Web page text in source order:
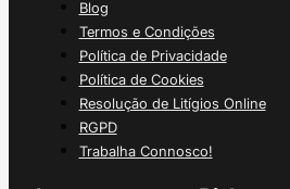
Blog
Termos e Condições
Política de Privacidade
Política de Cookies
Resolução de Litígios Online
RGPD
Trabalha Connosco!